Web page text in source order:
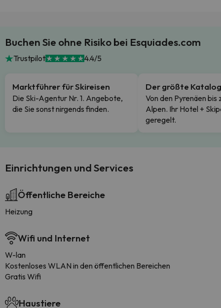
Buchen Sie ohne Risiko bei Esquiades.com
Trustpilot 4.4/5
Marktführer für Skireisen
Die Ski-Agentur Nr. 1. Angebote,
die Sie sonst nirgends finden.
Der größte Katalog
Von den Pyrenäen bis
Alpen. Ihr Hotel +
geregelt.
Einrichtungen und Services
Öffentliche Bereiche
Heizung
Wifi und Internet
W-lan
Kostenloses WLAN in den öffentlichen Bereichen
Gratis Wifi
Haustiere